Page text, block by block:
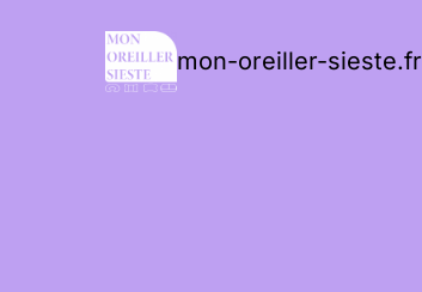
mon-oreiller-sieste.fr